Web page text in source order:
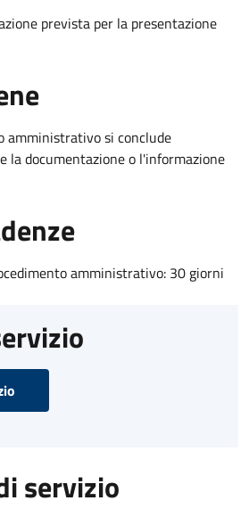
prevista per la presentazione
amministrativo si conclude
la documentazione o l'informazione
amministrativo: 30 giorni
servizio